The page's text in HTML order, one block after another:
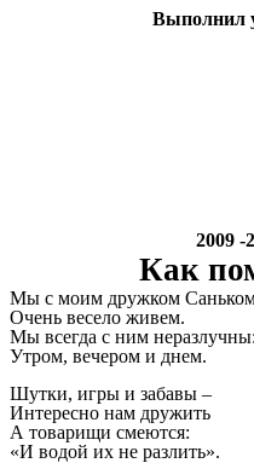
Выполнил
2009 -
Как
Мы с моим дружком
Очень весело живем.
Мы всегда с ним неразлучны:
Утром, вечером и днем.
Шутки, игры и забавы –
Интересно нам дружить
А товарищи смеются:
«И водой их не разлить».